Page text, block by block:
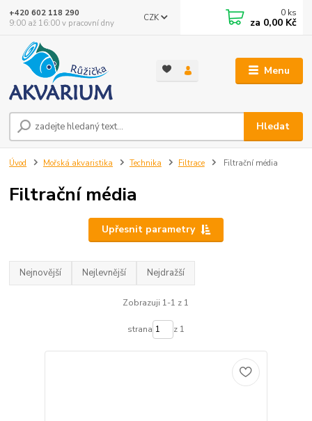
Menu
CZK
Hledat
+420 602 118 290
9:00 až 16:00 v pracovní dny
0 ks
za 0,00 Kč
Úvod Mořská akvaristika Technika Filtrace Filtrační média
Filtrační média
Upřesnit parametry
Nejnovější Nejlevnější Nejdražší
Zobrazuji 1-1 z 1
strana z 1